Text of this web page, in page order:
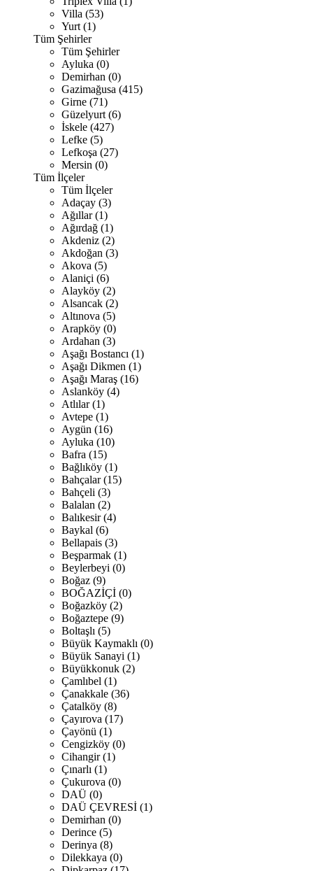
Villa (53)
Yurt (1)
Tüm Şehirler
Tüm Şehirler
Ayluka (0)
Demirhan (0)
Gazimağusa (415)
Girne (71)
Güzelyurt (6)
İskele (427)
Lefke (5)
Lefkoşa (27)
Mersin (0)
Tüm İlçeler
Tüm İlçeler
Adaçay (3)
Ağıllar (1)
Ağırdağ (1)
Akdeniz (2)
Akdoğan (3)
Akova (5)
Alaniçi (6)
Alayköy (2)
Alsancak (2)
Altınova (5)
Arapköy (0)
Ardahan (3)
Aşağı Bostancı (1)
Aşağı Dikmen (1)
Aşağı Maraş (16)
Aslanköy (4)
Atlılar (1)
Avtepe (1)
Aygün (16)
Ayluka (10)
Bafra (15)
Bağlıköy (1)
Bahçalar (15)
Bahçeli (3)
Balalan (2)
Balıkesir (4)
Baykal (6)
Bellapais (3)
Beşparmak (1)
Beylerbeyi (0)
Boğaz (9)
BOĞAZİÇİ (0)
Boğazköy (2)
Boğaztepe (9)
Boltaşlı (5)
Büyük Kaymaklı (0)
Büyük Sanayi (1)
Büyükkonuk (2)
Çamlıbel (1)
Çanakkale (36)
Çatalköy (8)
Çayırova (17)
Çayönü (1)
Cengizköy (0)
Cihangir (1)
Çınarlı (1)
Çukurova (0)
DAÜ (0)
DAÜ ÇEVRESİ (1)
Demirhan (0)
Derince (5)
Derinya (8)
Dilekkaya (0)